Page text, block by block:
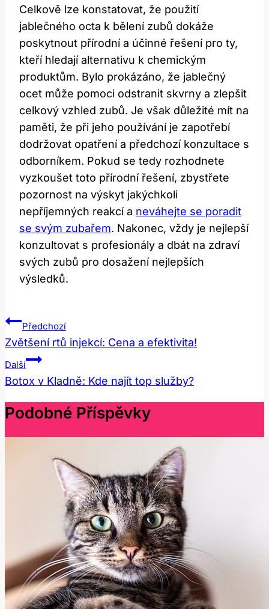
Celkově lze konstatovat, že použití
jablečného octa k bělení zubů dokáže
poskytnout přírodní a účinné řešení pro ty,
kteří hledají alternativu k chemickým
produktům. Bylo prokázáno, že jablečný
ocet může pomoci odstranit skvrny a zlepšit
celkový vzhled zubů. Je však důležité mít na
paměti, že při jeho používání je zapotřebí
dodržovat opatření a předchozí konzultace s
odborníkem. Pokud se tedy rozhodnete
vyzkoušet toto přírodní řešení, zbystřete
pozornost na výskyt jakýchkoli
nepříjemných reakcí a neváhejte se poradit
se svým zubařem. Nakonec, vždy je nejlepší
konzultovat s profesionály a dbát na zdraví
svých zubů pro dosažení nejlepších
výsledků.
Navigace
Pro
Příspěvek
Předchozí
Zvětšení rtů injekcí: Cena a efektivita!
Další
Botox v Kladně: Kde najít top služby?
Podobné Příspěvky